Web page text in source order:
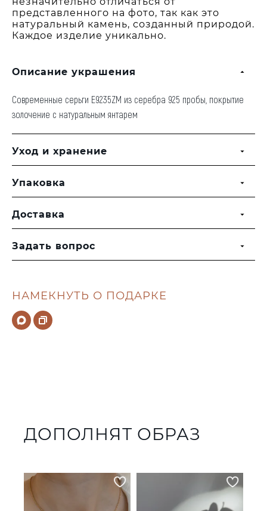
НАМЕКНУТЬ О ПОДАРКЕ
представленного на фото, так как это
натуральный камень, созданный природой.
Каждое изделие уникально.
Описание украшения
Современные серьги E9235ZM из серебра 925 пробы, покрытие
золочение с натуральным янтарем
Уход и хранение
Упаковка
Доставка
Задать вопрос
ДОПОЛНЯТ ОБРАЗ